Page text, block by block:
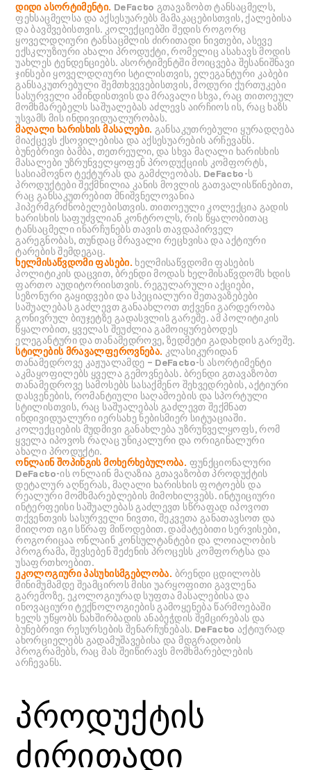
დიდი ასორტიმენტი. DeFacto გთავაზობთ ტანსაცმელს,
ფეხსაცმელსა და აქსესუარებს მამაკაცებისთვის, ქალებისა
და ბავშვებისთვის. კოლექციებში შედის როგორც
ყოველდღიური ტანსაცმლის ძირითადი ნივთები, ასევე
ექსკლუზიური ახალი პროდუქტი, რომელიც ასახავს მოდის
უახლეს ტენდენციებს. ასორტიმენტში მოიცვება შესანიშნავი
ჯინსები ყოველდღიური სტილისთვის, ელეგანტური კაბები
განსაკუთრებული შემთხვევებისთვის, მოდური ქურთუკები
სასურველი ამინდისთვის და მრავალი სხვა, რაც თითოეულ
მომხმარებელს საშუალებას აძლევს აირჩიოს ის, რაც ხაზს
უსვამს მის ინდივიდუალურობას.
მაღალი ხარისხის მასალები. განსაკუთრებული ყურადღება
მიაქცევს ქსოვილებისა და აქსესუარების არჩევანს.
ბუნებრივი ბამბა, თეთრეული, და სხვა მაღალი ხარისხის
მასალები უზრუნველყოფენ პროდუქციის კომფორტს,
სასიამოვნო ტექტურას და გამძლეობას. DeFacto-ს
პროდუქტები შექმნილია კანის მოვლის გათვალისწინებით,
რაც განსაკუთრებით მნიშვნელოვანია
ჰიპერმგრძნობელებისთვის. თითოეული კოლექცია გადის
ხარისხის საფუძვლიან კონტროლს, რის წყალობითაც
ტანსაცმელი ინარჩუნებს თავის თავდაპირველ
გარეგნობას, თუნდაც მრავალი რეცხვისა და აქტიური
ტარების შემდეგაც.
ხელმისაწვდომი ფასები. ხელმისაწვდომი ფასების
პოლიტიკის დაცვით, ბრენდი მოდას ხელმისაწვდომს ხდის
ფართო აუდიტორიისთვის. რეგულარული აქციები,
სეზონური გაყიდვები და სპეციალური შეთავაზებები
საშუალებას გაძლევთ განაახლოთ თქვენი გარდერობა
გონივრულ ბიუჯეტზე გადასვლის გარეშე. ამ პოლიტიკის
წყალობით, ყველას შეუძლია გამოიყურებოდეს
ელეგანტური და თანამედროვე, ზედმეტი გადახდის გარეშე.
სტილების მრავალფეროვნება. კლასიკურიდან
თანამედროვე კაჟუალამდე – DeFacto-ს ასორტიმენტი
აკმაყოფილებს ყველა გემოვნებას. ბრენდი გთავაზობთ
თანამედროვე სამოსებს სასაქმენო შეხვედრების, აქტიური
დასვენების, რომანტიული საღამოების და სპორტული
სტილისთვის, რაც საშუალებას გაძლევთ შექმნათ
ინდივიდუალური იერსახე ნებისმიერ სიტუაციაში.
კოლექციების მუდმივი განახლება უზრუნველყოფს, რომ
ყველა იპოვოს რაღაც უნიკალური და ორიგინალური
ახალი პროდუქტი.
ონლაინ შოპინგის მოხერხებულობა. ფუნქციონალური
DeFacto-ის ონლაინ მაღაზია გთავაზობთ პროდუქტის
დეტალურ აღწერას, მაღალი ხარისხის ფოტოებს და
რეალური მომხმარებლების მიმოხილვებს. ინტუიციური
ინტერფეისი საშუალებას გაძლევთ სწრაფად იპოვოთ
თქვენთვის სასურველი ნივთი, შეკვეთა განათავსოთ და
მიიღოთ იგი სწრაფ მიწოდებით. დამატებითი სერვისები,
როგორიცაა ონლაინ კონსულტანტები და ლოიალობის
პროგრამა, შევსებენ შეძენის პროცესს კომფორტსა და
უსაფრთხოებით.
ეკოლოგიური პასუხისმგებლობა. ბრენდი ცდილობს
მინიმუმამდე შეამციროს მისი უარყოფითი გავლენა
გარემოზე. ეკოლოგიურად სუფთა მასალებისა და
ინოვაციური ტექნოლოგიების გამოყენება წარმოებაში
ხელს უწყობს ნახშირბადის ანაბეჭდის შემცირებას და
ბუნებრივი რესურსების შენარჩუნებას. DeFacto აქტიურად
ახორციელებს გადამუშავებისა და მდგრადობის
პროგრამებს, რაც მას შეიწირავს მომხმარებლების
არჩევანს.
პროდუქტის
ძირითადი